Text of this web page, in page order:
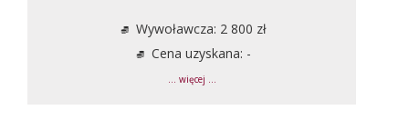
Wywoławcza: 2 800 zł
Cena uzyskana: -
... więcej ...